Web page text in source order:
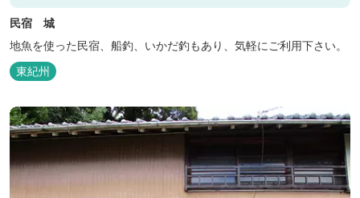
民宿 城
地魚を使った民宿、船釣、いかだ釣もあり、気軽にご利用下さい。
東紀州